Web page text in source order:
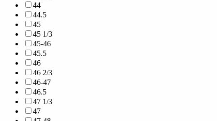
44
44.5
45
45 1/3
45-46
45.5
46
46 2/3
46-47
46.5
47 1/3
47